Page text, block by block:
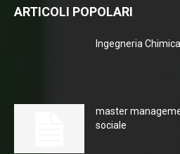
ARTICOLI POPOLARI
Ingegneria Chimica
master
sociale